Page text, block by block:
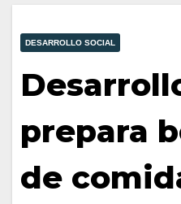
DESARROLLO SOCIAL
prepara
de